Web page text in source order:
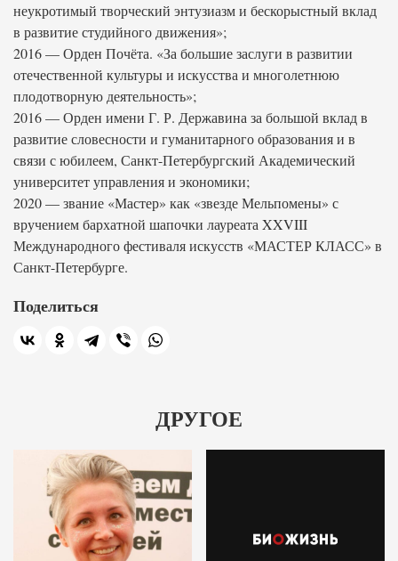
неукротимый творческий энтузиазм и бескорыстный вклад
в развитие студийного движения»;
2016 — Орден Почёта. «За большие заслуги в развитии
отечественной культуры и искусства и многолетнюю
плодотворную деятельность»;
2016 — Орден имени Г. Р. Державина за большой вклад в
развитие словесности и гуманитарного образования и в
связи с юбилеем, Санкт-Петербургский Академический
университет управления и экономики;
2020 — звание «Мастер» как «звезде Мельпомены» с
вручением бархатной шапочки лауреата XXVIII
Международного фестиваля искусств «МАСТЕР КЛАСС» в
Санкт-Петербурге.
Поделиться
ДРУГОЕ